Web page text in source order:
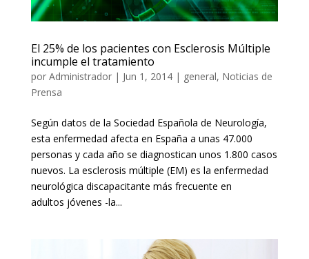
El 25% de los pacientes con Esclerosis Múltiple
incumple el tratamiento
por Administrador| Jun 1, 2014| general, Noticias de
Prensa
Según datos de la Sociedad Española de Neurología,
esta enfermedad afecta en España a unas 47.000
personas y cada año se diagnostican unos 1.800 casos
nuevos. La esclerosis múltiple (EM) es la enfermedad
neurológica discapacitante más frecuente en
adultos jóvenes -la...